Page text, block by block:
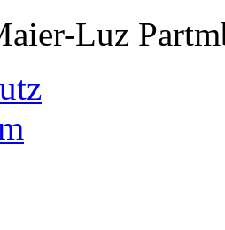
Luz